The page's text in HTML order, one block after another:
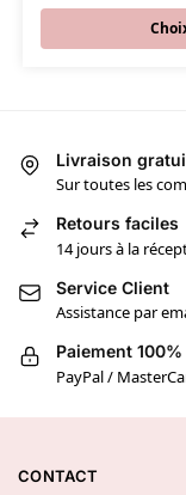
Livraison
Sur toutes les
Retours faciles
14 jours à la
Service Client
Assistance par
Paiement
PayPal /
CONTACT